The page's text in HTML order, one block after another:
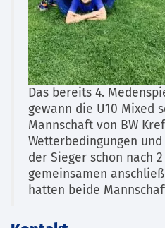
Das bereits 4.
gewann die U10 Mixed
Mannschaft von BW
Wetterbedingungen
der Sieger schon nach
gemeinsamen
hatten beide